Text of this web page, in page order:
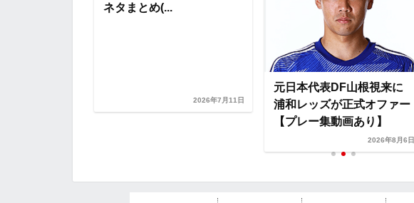
k k
ネタまとめ(...
2026年7月11日
元日本代表DF山根視来に
浦和レッズが正式オファー
【プレー集動画あり】
2026年8月6日